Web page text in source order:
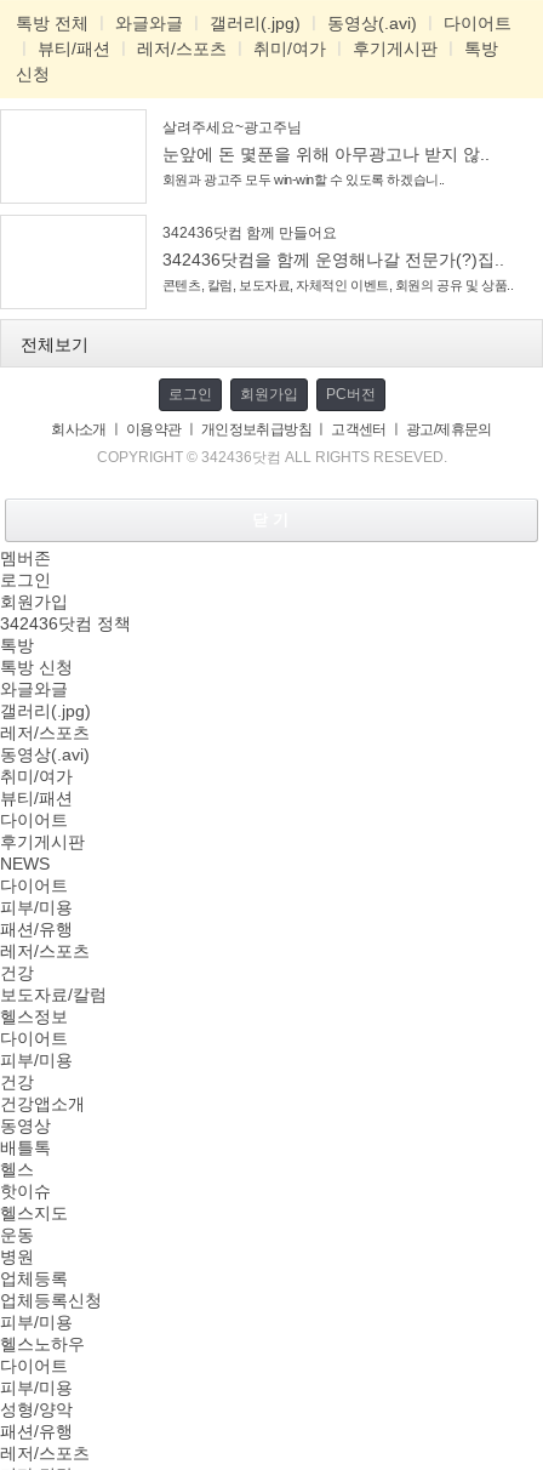
잣
톡방 전체
와글와글 갤러리(.jpg) 동영상(.avi)
다이어트
뷰티/패션 레저/스포츠 취미/여가 후기게시판
톡방
신청
살려주세요~광고주님
눈앞에 돈 몇푼을 위해 아무광고나 받지 않..
회원과 광고주 모두 win-win할 수 있도록 하겠습니..
342436닷컴 함께 만들어요
342436닷컴을 함께 운영해나갈 전문가(?)집..
콘텐츠, 칼럼, 보도자료, 자체적인 이벤트, 회원의 공유 및 상품..
전체보기
로그인 회원가입 PC버전
회사소개 이용약관ㅣ 개인정보취급방침 고객센터
광고/제휴문의
COPYRIGHT © 342436닷컴 ALL RIGHTS RESEVED.
멤버존
로그인
회원가입
342436닷컴 정책
톡방
톡방 신청
와글와글
갤러리(.jpg)
레저/스포츠
동영상(.avi)
취미/여가
뷰티/패션
다이어트
후기게시판
NEWS
다이어트
피부/미용
패션/유행
레저/스포츠
건강
보도자료/칼럼
헬스정보
다이어트
피부/미용
건강
건강앱소개
동영상
배틀톡
헬스
핫이슈
헬스지도
운동
병원
업체등록
업체등록신청
피부/미용
헬스노하우
다이어트
피부/미용
성형/양악
패션/유행
레저/스포츠